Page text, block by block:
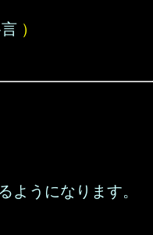
）
ようになります。